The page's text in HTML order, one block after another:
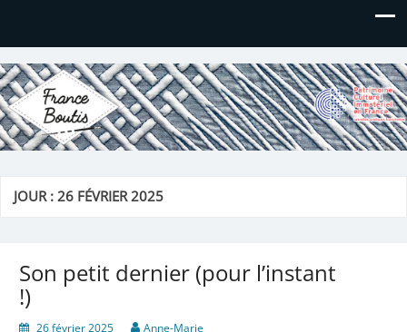
France Boutis
Le site de France Boutis
JOUR :26 FÉVRIER 2025
Son petit dernier (pour l’instant
!)
26 février 2025 Anne-Marie